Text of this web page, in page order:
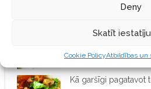
Deny
Skatīt
Cookie PolicyAtbildības un
Par ābolu etiķi. 5
Kā garšīgi pagatavot